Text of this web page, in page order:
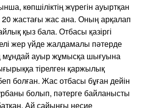
көпшіліктің жүрегін ауыртқан
20 жастағы жас ана. Оның арқалап
қыз бала. Отбасы қазіргі
жер үйде жалдамалы пәтерде
ауыр жұмысқа шығуына
тірелген қаржылық
болған. Жас отбасы бұған дейін
болып, пәтерге байланысты
Ай сайынғы несие